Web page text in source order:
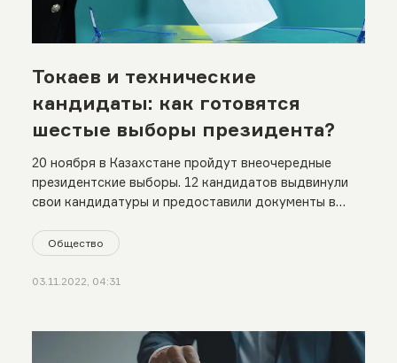
Токаев и технические
кандидаты: как готовятся
шестые выборы президента?
20 ноября в Казахстане пройдут внеочередные
президентские выборы. 12 кандидатов выдвинули
свои кандидатуры и предоставили документы в
Общество
03.11.2022, 04:31